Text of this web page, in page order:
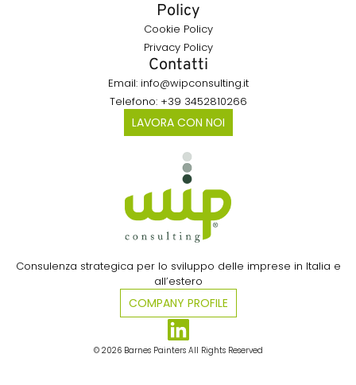
Consulenza strategica per lo sviluppo delle imprese in Italia e
all’estero​
COMPANY PROFILE
© 2026 Barnes Painters All Rights Reserved
Policy
Cookie Policy
Privacy Policy
Contatti
Email: info@wipconsulting.it
Telefono: +39 3452810266
LAVORA CON NOI